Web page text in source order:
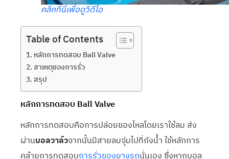
คลิกที่นี่เพื่อดูวิดีโอ
Table of Contents
หลักการทดสอบ Ball Valve
สาเหตุของการรั่ว
สรุป
หลักการทดสอบ Ball Valve
หลักการทดสอบคือการปล่อยของไหลโดยเราใช้ลม ส่ง
ผ่านบอลวาล์วจากนั้นมีสายลมจุ่มไปที่ถังน้ำ ใช้หลักการ
คล้ายการทดสอบการรั่วของยางรถนั่นเอง ซึ่งหากบอล